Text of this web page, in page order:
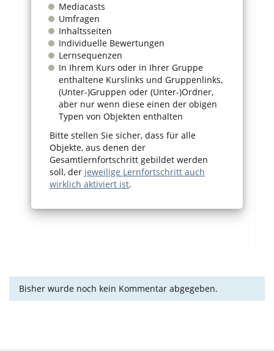
Mediacasts
Umfragen
Inhaltsseiten
Individuelle Bewertungen
Lernsequenzen
In Ihrem Kurs oder in Ihrer Gruppe
enthaltene Kurslinks und Gruppenlinks,
(Unter-)Gruppen oder (Unter-)Ordner,
aber nur wenn diese einen der obigen
Typen von Objekten enthalten
Bitte stellen Sie sicher, dass für alle
Objekte, aus denen der
Gesamtlernfortschritt gebildet werden
soll, der jeweilige Lernfortschritt auch
wirklich aktiviert ist.
Bisher wurde noch kein Kommentar abgegeben.